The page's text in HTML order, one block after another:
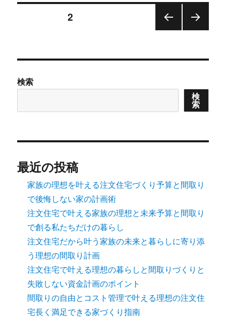
の
ペ
ー
ジ
送
り
固定ページ2
検索
検
索
最近の投稿
家族の理想を叶える注文住宅づくり予算と間取り
で後悔しない家の計画術
注文住宅で叶える家族の理想と未来予算と間取り
で創る私たちだけの暮らし
注文住宅だから叶う家族の未来と暮らしに寄り添
う理想の間取り計画
注文住宅で叶える理想の暮らしと間取りづくりと
失敗しない資金計画のポイント
間取りの自由とコスト管理で叶える理想の注文住
宅長く満足できる家づくり指南